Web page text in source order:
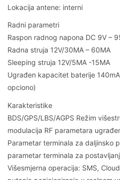
Lokacija antene: interni
Radni parametri
Raspon radnog napona DC 9V –
Radna struja 12V/30MA – 60MA
Sleeping struja 12V/5MA -15MA
Ugrađen kapacitet baterije
opciono)
Karakteristike
BDS/GPS/LBS/AGPS Režim
modulacija RF parametara
Parametar terminala za daljinsko
parametar terminala za
Višesmjerna operacija: SMS,